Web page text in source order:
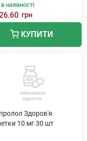
наявності
грн
КУПИТИ
Здоров'я
10 мг 30 шт